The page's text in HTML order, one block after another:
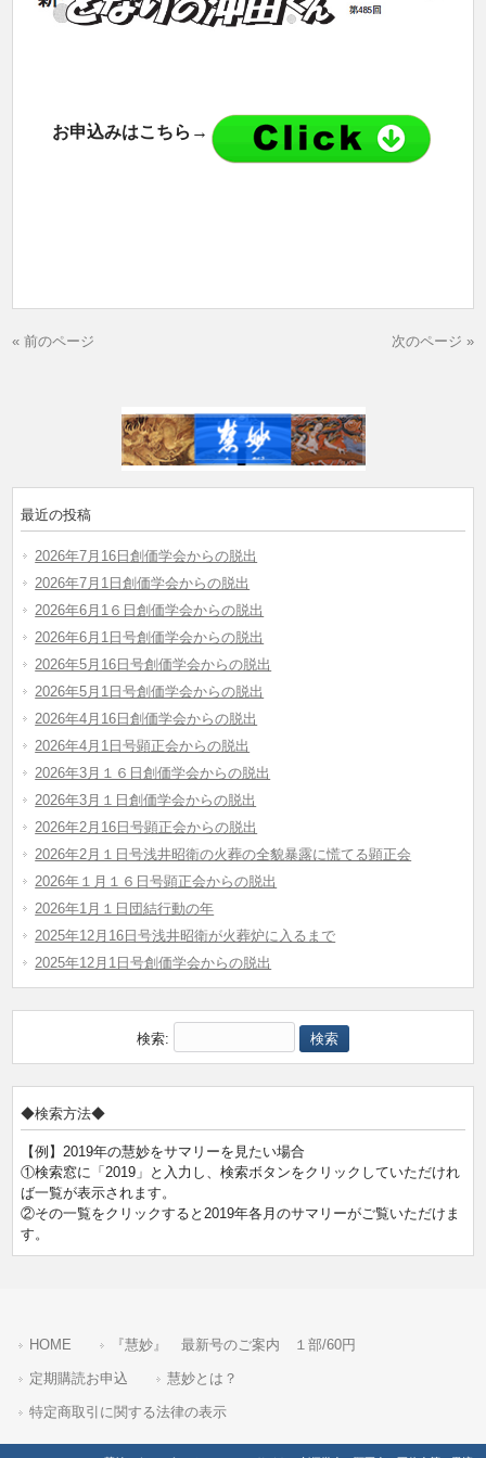
お申込みはこちら→
« 前のページ 次のページ »
最近の投稿
2026年7月16日創価学会からの脱出
2026年7月1日創価学会からの脱出
2026年6月1６日創価学会からの脱出
2026年6月1日号創価学会からの脱出
2026年5月16日号創価学会からの脱出
2026年5月1日号創価学会からの脱出
2026年4月16日創価学会からの脱出
2026年4月1日号顕正会からの脱出
2026年3月１６日創価学会からの脱出
2026年3月１日創価学会からの脱出
2026年2月16日号顕正会からの脱出
2026年2月１日号浅井昭衛の火葬の全貌暴露に慌てる顕正会
2026年１月１６日号顕正会からの脱出
2026年1月１日団結行動の年
2025年12月16日号浅井昭衛が火葬炉に入るまで
2025年12月1日号創価学会からの脱出
検索:
◆検索方法◆
【例】2019年の慧妙をサマリーを見たい場合
①検索窓に「2019」と入力し、検索ボタンをクリックしていただけれ
ば一覧が表示されます。
②その一覧をクリックすると2019年各月のサマリーがご覧いただけま
す。
HOME 『慧妙』 最新号のご案内 １部/60円
定期購読お申込 慧妙とは？
特定商取引に関する法律の表示